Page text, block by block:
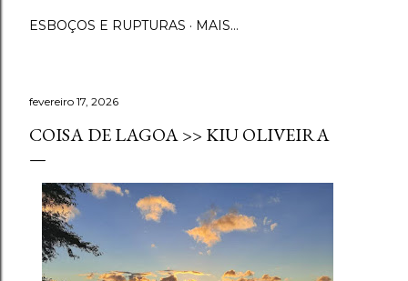
ESBOÇOS E RUPTURAS MAIS…
fevereiro 17, 2026
COISA DE LAGOA >> KIU OLIVEIRA